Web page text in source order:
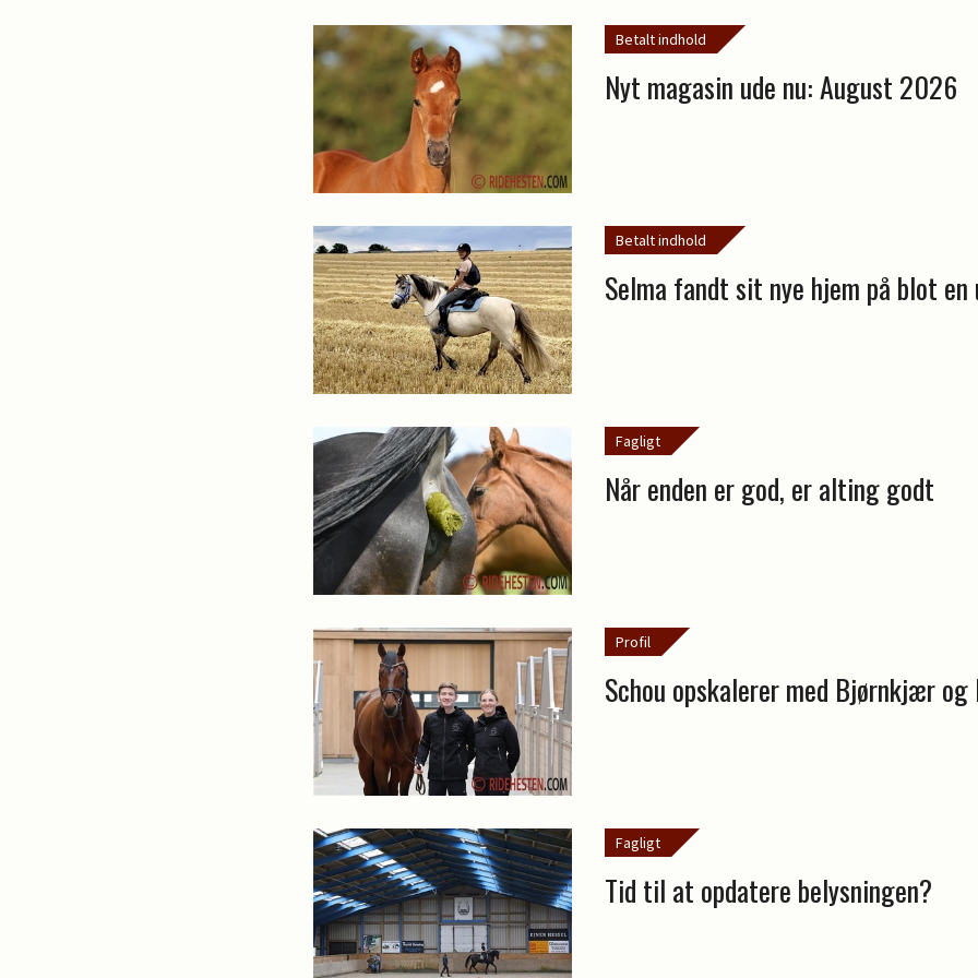
Betalt indhold
Nyt magasin ude nu: August 2026
Betalt indhold
Selma fandt sit nye hjem på blot en
Fagligt
Når enden er god, er alting godt
Profil
Schou opskalerer med Bjørnkjær og
Fagligt
Tid til at opdatere belysningen?